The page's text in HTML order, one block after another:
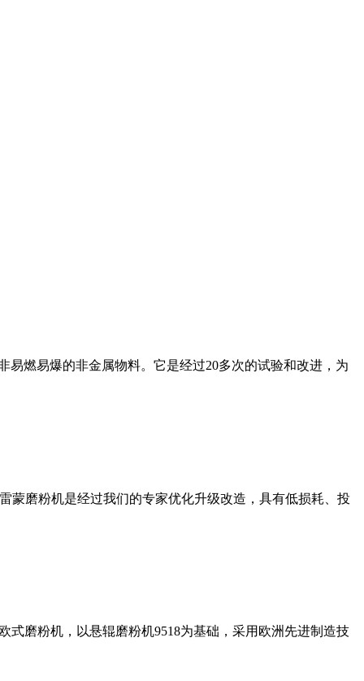
燃易爆的非金属物料。它是经过20多次的试验和改进，为
蒙磨粉机是经过我们的专家优化升级改造，具有低损耗、投
磨粉机，以悬辊磨粉机9518为基础，采用欧洲先进制造技